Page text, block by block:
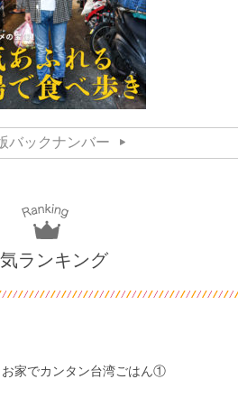
バックナンバー
ランキング
お家でカンタン台湾ごはん①